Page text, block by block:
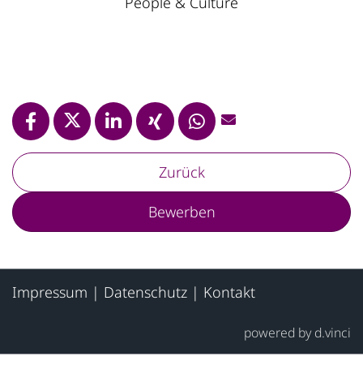
Zurück
Bewerben
Impressum | Datenschutz | Kontakt
powered byd.vinci